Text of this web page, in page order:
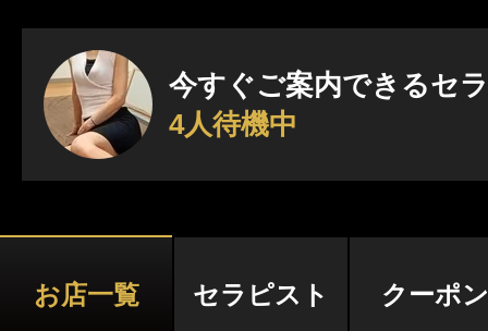
夏の特集イベント開催中！
メンズエステ店
お店検索ページへ
セラピスト
セラピストを探す
今すぐご案内できるセ
4人待機中
お店一覧 セラピスト クーポ